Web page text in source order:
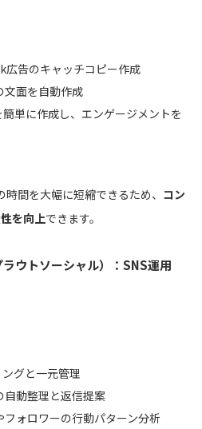
告のキャッチコピー作成
文面を自動作成
単に作成し、エンゲージメントを
間を大幅に短縮できるため、 コン
を向上できます。
ウトソーシャル）：SNS運用
グと一元管理
自動整理と返信提案
ォロワーの行動パターン分析